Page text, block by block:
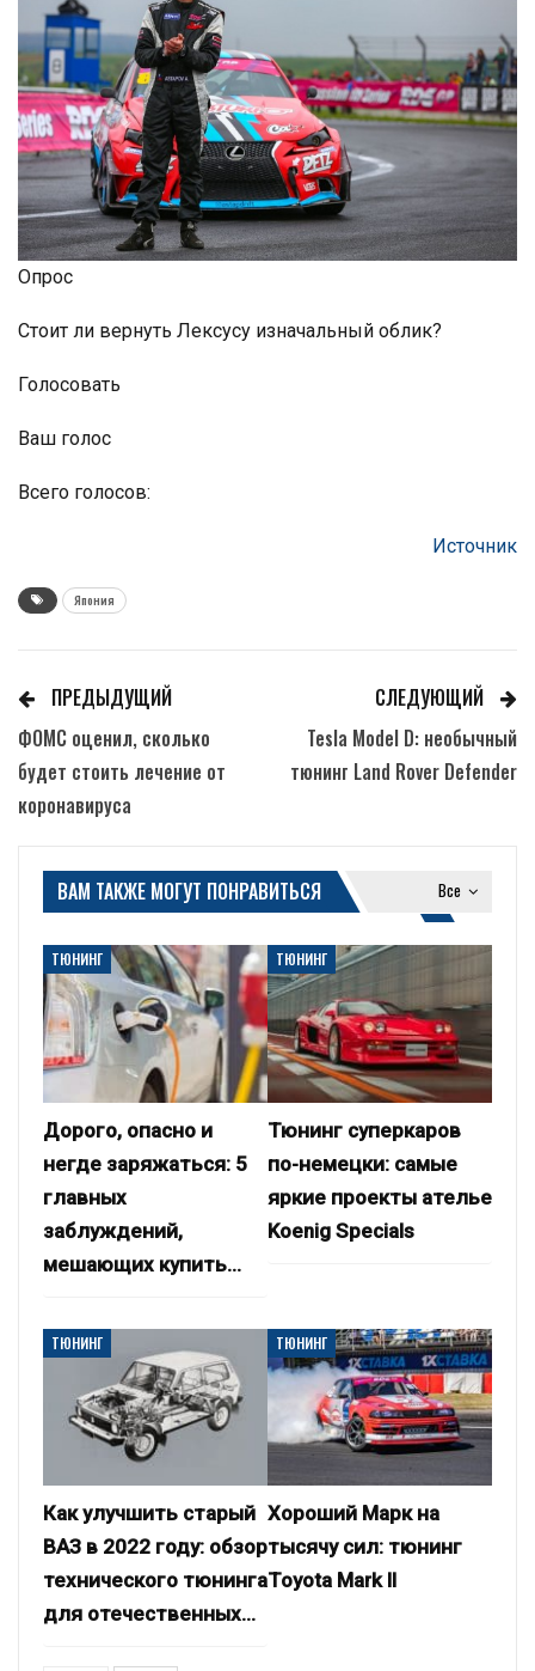
Опрос
Стоит ли вернуть Лексусу изначальный облик?
Голосовать
Ваш голос
Всего голосов:
Источник
Япония
ПРЕДЫДУЩИЙ
ФОМС оценил, сколько
будет стоить лечение от
коронавируса
СЛЕДУЮЩИЙ
Tesla Model D: необычный
тюнинг Land Rover Defender
Все
ВАМ ТАКЖЕ МОГУТ ПОНРАВИТЬСЯ
ТЮНИНГ
Дорого, опасно и
негде заряжаться: 5
главных
заблуждений,
мешающих купить…
ТЮНИНГ
Тюнинг суперкаров
по-немецки: самые
яркие проекты ателье
Koenig Specials
ТЮНИНГ
Как улучшить старый
ВАЗ в 2022 году: обзор
технического тюнинга
для отечественных…
ТЮНИНГ
Хороший Марк на
тысячу сил: тюнинг
Toyota Mark II